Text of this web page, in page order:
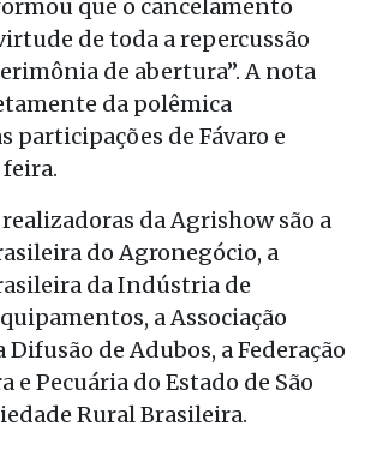
que o cancelamento
de toda a repercussão
de abertura”. A nota
da polêmica
participações de Fávaro e
da Agrishow são a
do Agronegócio, a
da Indústria de
a Associação
de Adubos, a Federação
e Pecuária do Estado de São
Rural Brasileira.